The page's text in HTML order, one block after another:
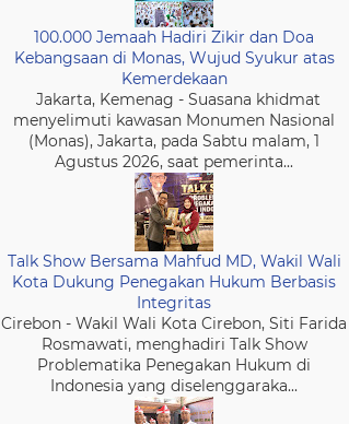
100.000 Jemaah Hadiri Zikir dan Doa
Kebangsaan di Monas, Wujud Syukur atas
Kemerdekaan
Jakarta, Kemenag - Suasana khidmat
menyelimuti kawasan Monumen Nasional
(Monas), Jakarta, pada Sabtu malam, 1
Agustus 2026, saat pemerinta...
Talk Show Bersama Mahfud MD, Wakil Wali
Kota Dukung Penegakan Hukum Berbasis
Integritas
Cirebon - Wakil Wali Kota Cirebon, Siti Farida
Rosmawati, menghadiri Talk Show
Problematika Penegakan Hukum di
Indonesia yang diselenggaraka...